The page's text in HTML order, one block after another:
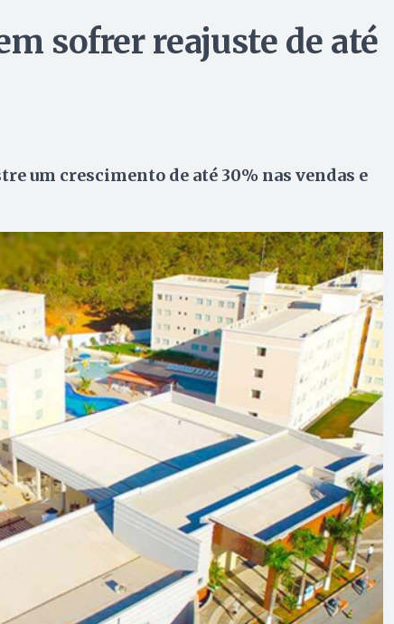
sofrer reajuste de até
um crescimento de até 30% nas vendas e